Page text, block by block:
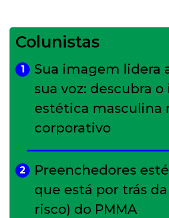
Colunistas
1
Sua imagem lidera
sua voz: descubra
estética masculina
corporativo
2
Preenchedores
que está por trás
risco) do PMMA